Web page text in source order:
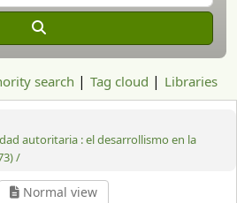
search Tag cloud Libraries
autoritaria :el desarrollismo en la
/
Normal view